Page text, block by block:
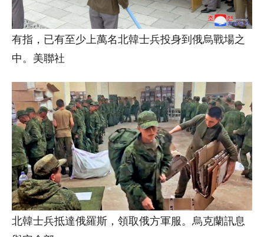
有指，已有至少上萬名北韓士兵投身到俄烏戰場之
中。美聯社
北韓士兵抵達俄羅斯，領取俄方軍服。烏克蘭訊息